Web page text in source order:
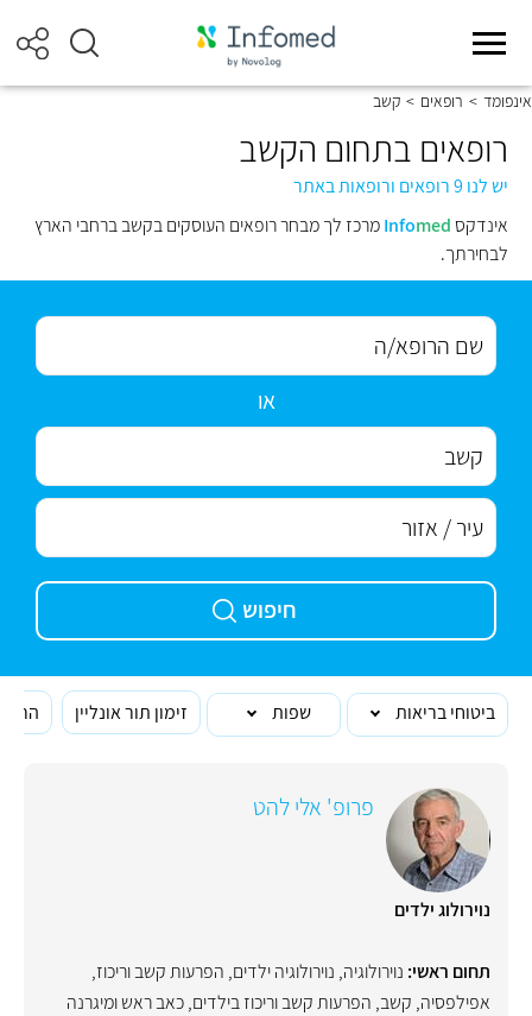
אינפומד > רופאים > קשב
רופאים בתחום הקשב
יש לנו 9 רופאים ורופאות באתר
אינדקס
Infomed
מרכז לך מבחר רופאים העוסקים בקשב ברחבי הארץ
לבחירתך.
או
חיפוש
ביטוחי בריאות שפות זימון תור אונליין
פרופ' אלי להט
נוירולוג ילדים
תחום ראשי: נוירולוגיה, נוירולוגיה ילדים, הפרעות קשב וריכוז,
אפילפסיה, קשב, הפרעות קשב וריכוז בילדים,כאב ראש ומיגרנה